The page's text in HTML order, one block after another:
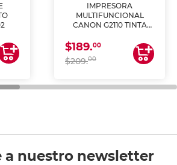
IMPRESORA
MULTIFUNCIONAL
CANON G2110 TINTA
$189.00
$209.00
a nuestro newsletter